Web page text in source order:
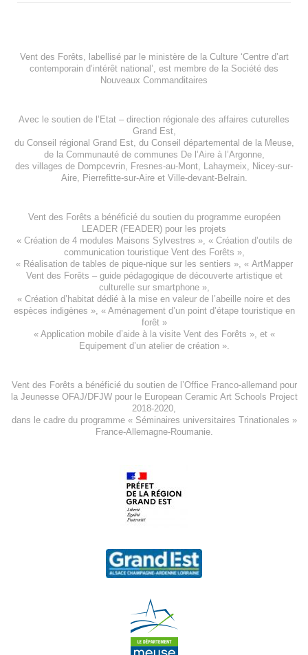
Vent des Forêts, labellisé par le ministère de la Culture ‘Centre d’art
contemporain d’intérêt national’, est membre de la Société des
Nouveaux Commanditaires
Avec le soutien de l’ Etat – direction régionale des affaires cuturelles
Grand Est,
du Conseil régional Grand Est, du Conseil départemental de la Meuse,
de la Communauté de communes De l’Aire à l’Argonne,
des villages de Dompcevrin Fresnes-au-Mont Lahaymeix
Nicey-sur-
Aire, Pierrefitte-sur-Aireet Ville-devant-Belrain.
Vent des Forêts a bénéficié du soutien du programme européen
LEADER (FEADER) pour les projets
« Création de 4 modules Maisons Sylvestres », « Création d’outils de
communication touristique Vent des Forêts »,
« Réalisation de tables de pique-nique sur les sentiers », « ArtMapper
Vent des Forêts – guide pédagogique de découverte artistique et
culturelle sur smartphone »,
« Création d’habitat dédié à la mise en valeur de l’abeille noire et des
espèces indigènes », « Aménagement d’un point d’étape touristique en
forêt»
« Application mobile d’aide à la visite Vent des Forêts », et «
Equipement d’un atelier de création».
Vent des Forêts a bénéficié du soutien de l’Office Franco-allemand pour
la Jeunesse OFAJ/DFJWpour leEuropean Ceramic Art Schools Project
2018-2020
dans le cadre du programme « Séminaires universitaires Trinationales »
France-Allemagne-Roumanie.